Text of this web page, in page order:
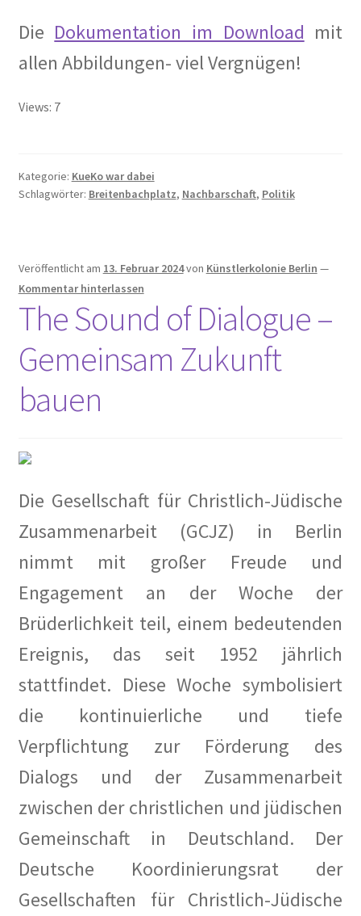
Der Kurier
2019
Willkommen
Die Dokumentation im Download mit
allen Abbildungen- viel Vergnügen!
Views: 7
Kategorie: KueKo war dabei
Schlagwörter: Breitenbachplatz, Nachbarschaft, Politik
Veröffentlicht am 13. Februar 2024von Künstlerkolonie Berlin —
Kommentar hinterlassen
The Sound of Dialogue –
Gemeinsam Zukunft
bauen
Die Gesellschaft für Christlich-Jüdische
Zusammenarbeit (GCJZ) in Berlin
nimmt mit großer Freude und
Engagement an der Woche der
Brüderlichkeit teil, einem bedeutenden
Ereignis, das seit 1952 jährlich
stattfindet. Diese Woche symbolisiert
die kontinuierliche und tiefe
Verpflichtung zur Förderung des
Dialogs und der Zusammenarbeit
zwischen der christlichen und jüdischen
Gemeinschaft in Deutschland. Der
Deutsche Koordinierungsrat der
Gesellschaften für Christlich-Jüdische